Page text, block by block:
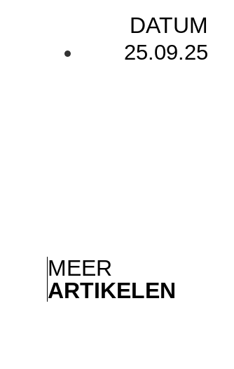
DATUM
25.09.25
MEER
ARTIKELEN